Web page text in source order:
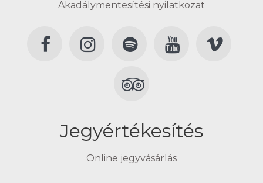
Akadálymentesítési nyilatkozat
Jegyértékesítés
Online jegyvásárlás